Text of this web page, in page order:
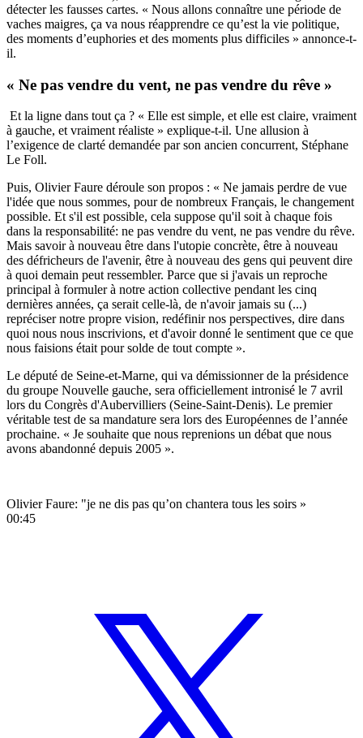
détecter les fausses cartes. « Nous allons connaître une période de
vaches maigres, ça va nous réapprendre ce qu’est la vie politique,
des moments d’euphories et des moments plus difficiles » annonce-t-
il.
« Ne pas vendre du vent, ne pas vendre du rêve »
Et la ligne dans tout ça ? « Elle est simple, et elle est claire, vraiment
à gauche, et vraiment réaliste » explique-t-il. Une allusion à
l’exigence de clarté demandée par son ancien concurrent, Stéphane
Le Foll.
Puis, Olivier Faure déroule son propos : « Ne jamais perdre de vue
l'idée que nous sommes, pour de nombreux Français, le changement
possible. Et s'il est possible, cela suppose qu'il soit à chaque fois
dans la responsabilité: ne pas vendre du vent, ne pas vendre du rêve.
Mais savoir à nouveau être dans l'utopie concrète, être à nouveau
des défricheurs de l'avenir, être à nouveau des gens qui peuvent dire
à quoi demain peut ressembler. Parce que si j'avais un reproche
principal à formuler à notre action collective pendant les cinq
dernières années, ça serait celle-là, de n'avoir jamais su (...)
repréciser notre propre vision, redéfinir nos perspectives, dire dans
quoi nous nous inscrivions, et d'avoir donné le sentiment que ce que
nous faisions était pour solde de tout compte ».
Le député de Seine-et-Marne, qui va démissionner de la présidence
du groupe Nouvelle gauche, sera officiellement intronisé le 7 avril
lors du Congrès d'Aubervilliers (Seine-Saint-Denis). Le premier
véritable test de sa mandature sera lors des Européennes de l’année
prochaine. « Je souhaite que nous reprenions un débat que nous
avons abandonné depuis 2005 ».
Olivier Faure: "je ne dis pas qu’on chantera tous les soirs »
00:45